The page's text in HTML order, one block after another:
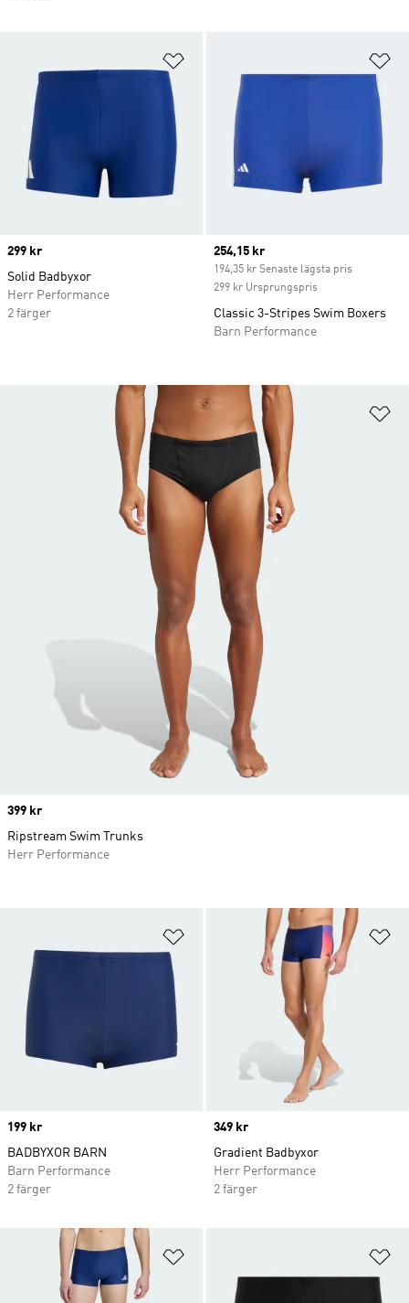
Price
299 kr
Solid Badbyxor
Herr Performance
2 färger
Current price
254,15 kr
194,35 kr Senaste lägsta pris
299 kr Ursprungspris
Classic 3-Stripes Swim Boxers
Barn Performance
Lägg till på önskelistan
Price
199 kr
BADBYXOR BARN
Barn Performance
2 färger
Price
349 kr
Gradient Badbyxor
Herr Performance
2 färger
Price
399 kr
Ripstream Swim Trunks
Herr Performance